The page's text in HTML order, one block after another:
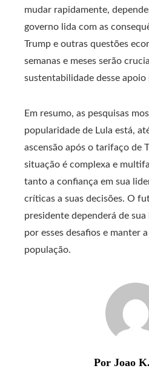
mudar rapidamente,
governo lida com as
Trump e outras questões
semanas e meses serão
sustentabilidade desse apoio
Em resumo, as pesquisas
popularidade de Lula está,
ascensão após o tarifaço de
situação é complexa e
tanto a confiança em sua
críticas a suas decisões. O
presidente dependerá de
por esses desafios e manter
população.
Por Joao